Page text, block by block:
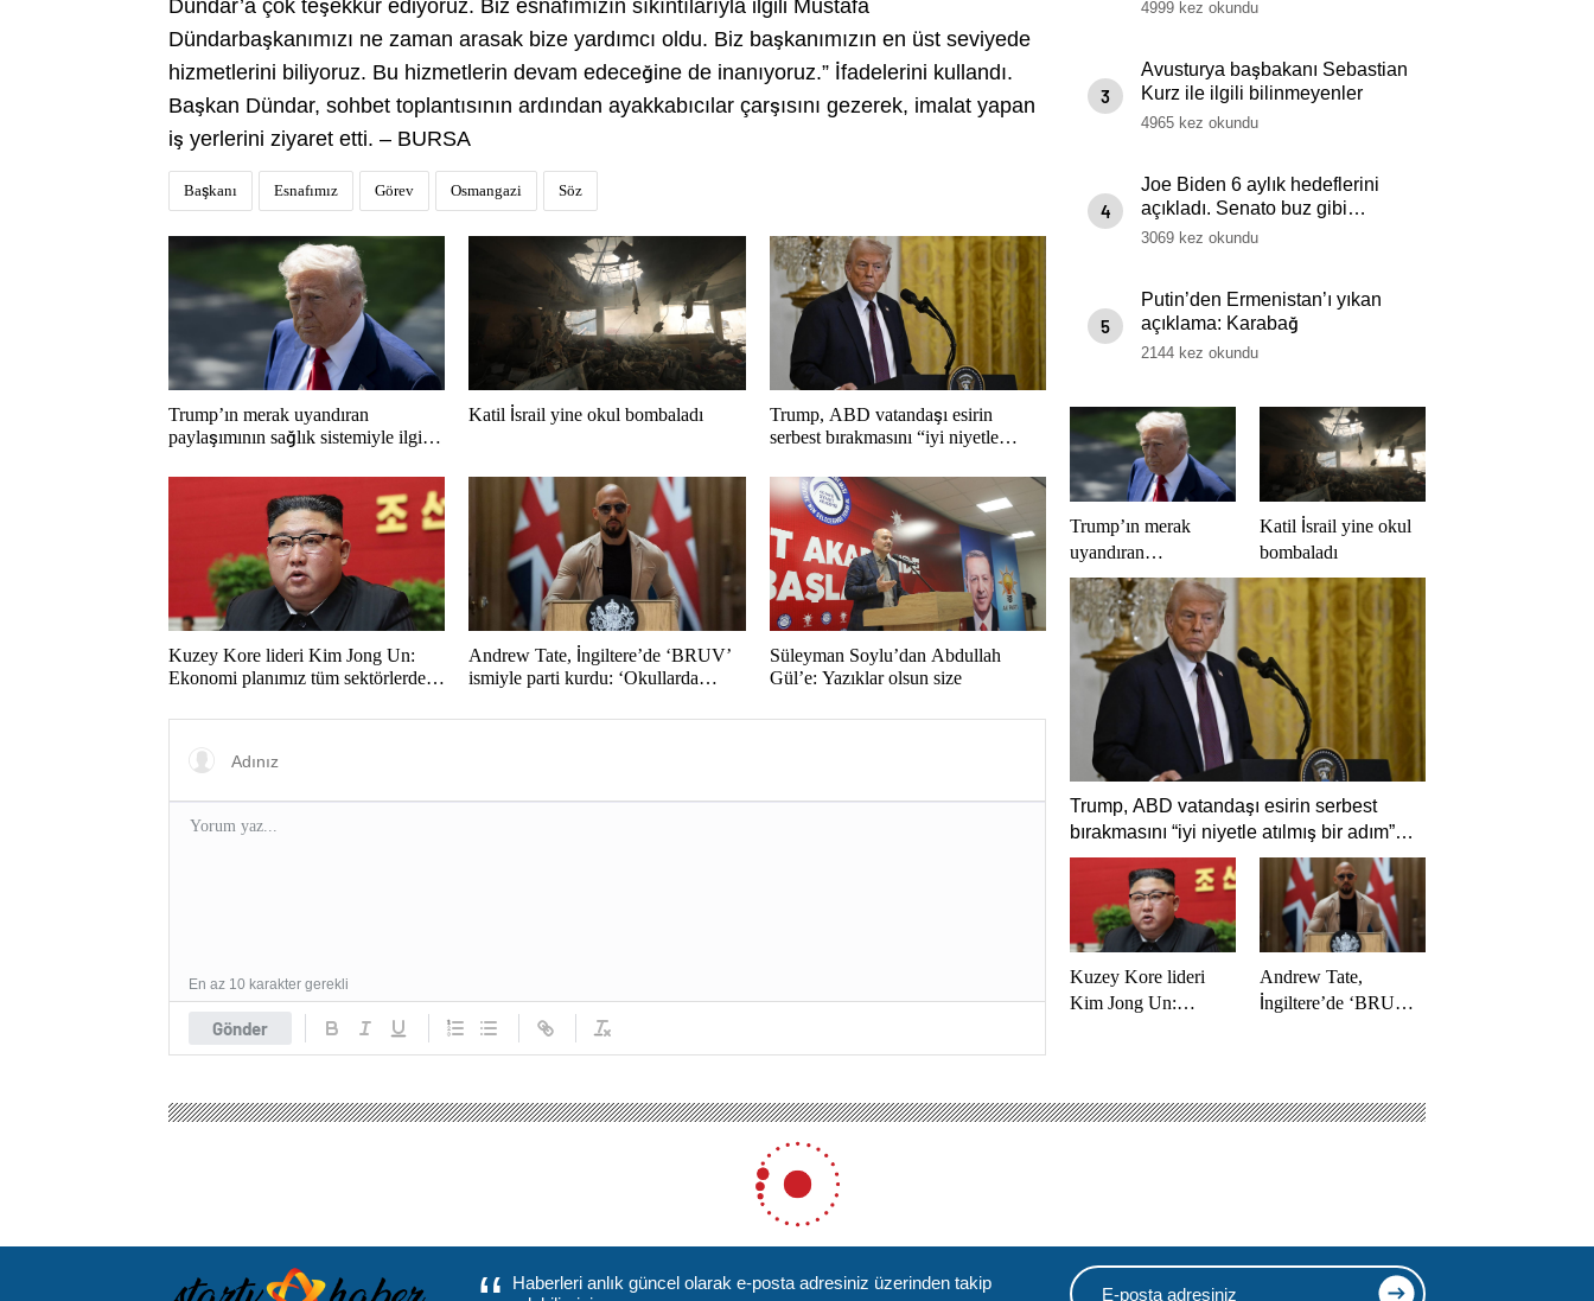
Dündar’a çok teşekkür ediyoruz. Biz esnafımızın sıkıntılarıyla ilgili Mustafa
Dündarbaşkanımızı ne zaman arasak bize yardımcı oldu. Biz başkanımızın en üst seviyede
hizmetlerini biliyoruz. Bu hizmetlerin devam edeceğine de inanıyoruz.” İfadelerini kullandı.
Başkan Dündar, sohbet toplantısının ardından ayakkabıcılar çarşısını gezerek, imalat yapan
iş yerlerini ziyaret etti. – BURSA
Başkanı Esnafımız Görev Osmangazi Söz
Trump’ın merak uyandıran
paylaşımının sağlık sistemiyle ilgili
Katil İsrail yine okul bombaladı
Trump, ABD vatandaşı esirin
serbest bırakmasını “iyi niyetle
değerlendirdi
Kuzey Kore lideri Kim Jong Un:
Ekonomi planımız tüm sektörlerde
Andrew Tate, İngiltere’de ‘BRUV’
ismiyle parti kurdu: ‘Okullarda
yasaklayacağız’
Süleyman Soylu’dan Abdullah
Gül’e: Yazıklar olsun size
Gönder
En az 10 karakter gerekli
4999 kez okundu
3
Avusturya başbakanı Sebastian
Kurz ile ilgili bilinmeyenler
4965 kez okundu
4
Joe Biden 6 aylık hedeflerini
açıkladı. Senato buz gibi…
3069 kez okundu
5
Putin’den Ermenistan’ı yıkan
açıklama: Karabağ
Azerbaycan’ın ayrılmaz bir
2144 kez okundu
Trump’ın merak
uyandıran
paylaşımının sağlık
sistemiyle ilgili
kararname olduğu
anlaşıldı
Katil İsrail yine okul
bombaladı
Trump, ABD vatandaşı esirin serbest
bırakmasını “iyi niyetle atılmış bir adım”
olarak değerlendirdi
Kuzey Kore lideri
Kim Jong Un:
Andrew Tate,
İngiltere’de ‘BRUV’
yasaklayacağız’
Haberleri anlık güncel olarak e-posta adresiniz üzerinden takip